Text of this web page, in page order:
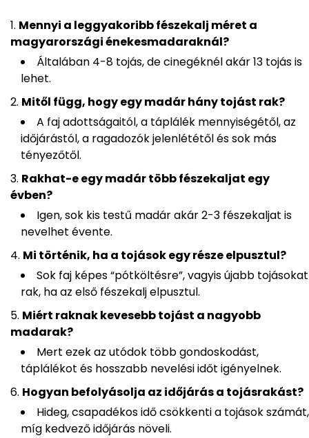
Mennyi a leggyakoribb fészekalj méret a
magyarországi énekesmadaraknál?
Általában 4-8 tojás, de cinegéknél akár 13 tojás is
lehet.
Mitől függ, hogy egy madár hány tojást rak?
A faj adottságaitól, a táplálék mennyiségétől, az
időjárástól, a ragadozók jelenlététől és sok más
tényezőtől.
Rakhat-e egy madár több fészekaljat egy
évben?
Igen, sok kis testű madár akár 2-3 fészekaljat is
nevelhet évente.
Mi történik, ha a tojások egy része elpusztul?
Sok faj képes “pótköltésre”, vagyis újabb tojásokat
rak, ha az első fészekalj elpusztul.
Miért raknak kevesebb tojást a nagyobb
madarak?
Mert ezek az utódok több gondoskodást,
táplálékot és hosszabb nevelési időt igényelnek.
Hogyan befolyásolja az időjárás a tojásrakást?
Hideg, csapadékos idő csökkenti a tojások számát,
míg kedvező időjárás növeli.